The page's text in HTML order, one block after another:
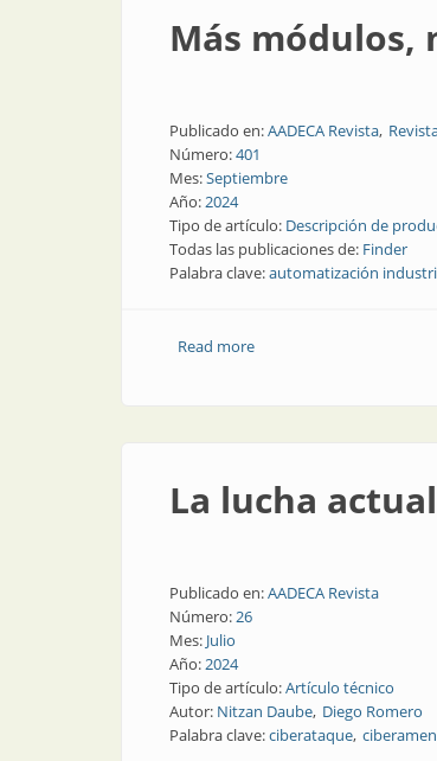
Más módulos,
Publicado en:AADECA Revista
Número:401
Mes:Septiembre
Año:2024
Tipo de artículo: Descripción de
Todas las publicaciones de: Finder
Palabra clave:automatización
Read moreabout Más módulos, más
La lucha
Publicado en:AADECA Revista
Número:26
Mes: Julio
Año:2024
Tipo de artículo:Artículo técnico
Autor: Nitzan Daube Diego Romero
Palabra clave:ciberataque